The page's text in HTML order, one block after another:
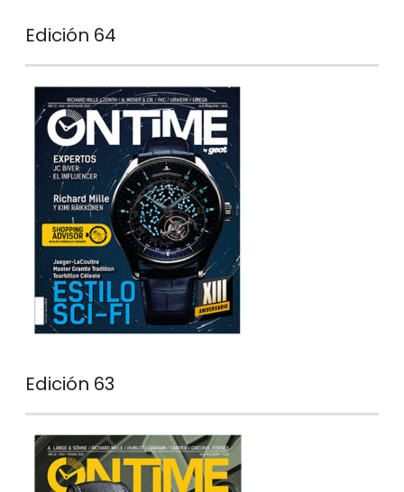
Edición 64
Edición 63